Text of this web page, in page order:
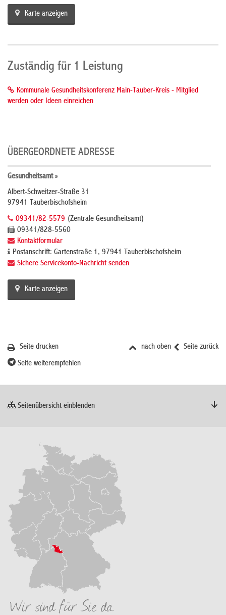
Karte anzeigen
Zuständig für 1 Leistung
Kommunale Gesundheitskonferenz Main-Tauber-Kreis - Mitglied
werden oder Ideen einreichen
ÜBERGEORDNETE ADRESSE
Gesundheitsamt »
Albert-Schweitzer-Straße 31
97941 Tauberbischofsheim
09341/82-5579 (Zentrale Gesundheitsamt)
09341/828-5560
Kontaktformular
Postanschrift: Gartenstraße 1, 97941 Tauberbischofsheim
Sichere Servicekonto-Nachricht senden
Karte anzeigen
Seite zurück
nach oben
Seite drucken
Seite weiterempfehlen
Seitenübersicht einblenden